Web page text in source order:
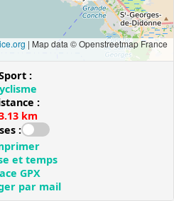
| Map data © Openstreetmap France
:
:
km
:
et temps
GPX
par mail